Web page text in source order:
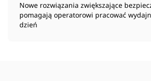
Nowe rozwiązania zwiększające
pomagają operatorowi pracować
dzień